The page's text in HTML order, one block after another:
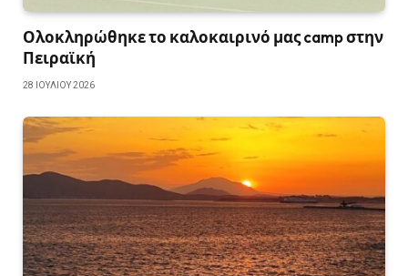
Ολοκληρώθηκε το καλοκαιρινό μας camp στην
Πειραϊκή
28 ΙΟΥΛΊΟΥ 2026